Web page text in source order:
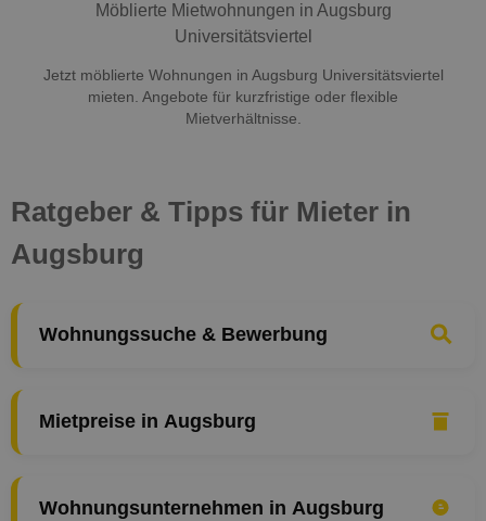
Möblierte Mietwohnungen in Augsburg
Universitätsviertel
Jetzt möblierte Wohnungen in Augsburg Universitätsviertel
mieten. Angebote für kurzfristige oder flexible
Mietverhältnisse.
Ratgeber & Tipps für Mieter in
Augsburg
Wohnungssuche & Bewerbung
Mietpreise in Augsburg
Wohnungsunternehmen in Augsburg